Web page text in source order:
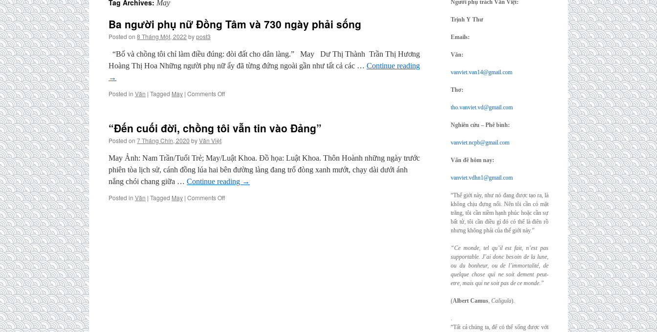
Tag Archives: May
Ba người phụ nữ Đồng Tâm và 730 ngày phải sống
Posted on 8 Tháng Một, 2022 bypost3
“Bố và chồng tôi chỉ làm điều đúng: đòi đất cho dân làng.” May Dư Thị Thành Trần Thị Hương
Hoàng Thị Hoa Những người phụ nữ ấy đã từng đứng ngoài gần như tất cả các … Continue reading
→
Posted in Văn | Tagged May | Comments Offon
nữ
730
ngày
phải
“Đến cuối đời, chồng tôi vẫn tin vào Đảng”
Posted on 7 Tháng Chín, 2020 byVăn Việt
May Ảnh: Nam Trần/Tuổi Trẻ; May/Luật Khoa. Đồ họa: Luật Khoa. Thôn Hoành những ngày trước
phiên tòa lịch sử, cánh đồng lúa hai bên đường làng đang trổ đòng xanh mướt, chạy dài dưới ánh
nắng chói chang giữa … Continue reading →
Posted in Văn | Tagged May | Comments Offon
Người phụ trách Văn Việt:
Trịnh Y Thư
Emails:
Văn:
vanviet.van14@gmail.com
Thơ:
tho.vanviet.vd@gmail.com
Nghiên cứu – Phê bình:
vanviet.ncpb@gmail.com
Vấn đề hôm nay:
vanviet.vdhn1@gmail.com
“Thế giới này, như nó đang được tạo ra, là
không chịu đựng nổi. Nên tôi cần có mặt
trăng, tôi cần niềm hạnh phúc hoặc cần sự
bất tử, tôi cần điều gì đó có thể là điên rồ
nhưng không phải của thế giới này.”
“Ce monde, tel qu’il est fait, n’est pas
supportable. J’ai donc besoin de la lune,
ou du bonheur, ou de l’immortalité, de
quelque chose qui ne soit dement peut-
etre, mais qui ne soit pas de ce monde.”
(Albert Camus, Caligula).
.
“Tất cả chúng ta, để có thể sống được với